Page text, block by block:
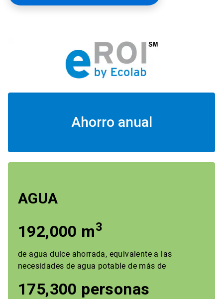
Ahorro anual
AGUA
192,000 m3
de agua dulce ahorrada, equivalente a las
necesidades de agua potable de más de
175,300 personas